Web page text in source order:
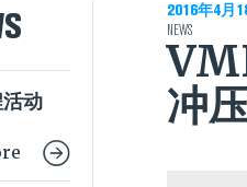
动
2016年4月
NEWS
冲